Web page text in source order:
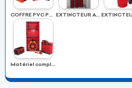
COFFRE PVC POUR EXTINCTEUR EXTINCTEUR AUTOMATIQUE
Matériel complet de mesure d'étanchéité à l'air Infiltrométrie